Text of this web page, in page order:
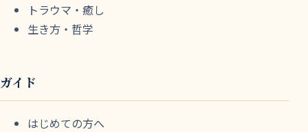
トラウマ・癒し
生き方・哲学
ガイド
はじめての方へ